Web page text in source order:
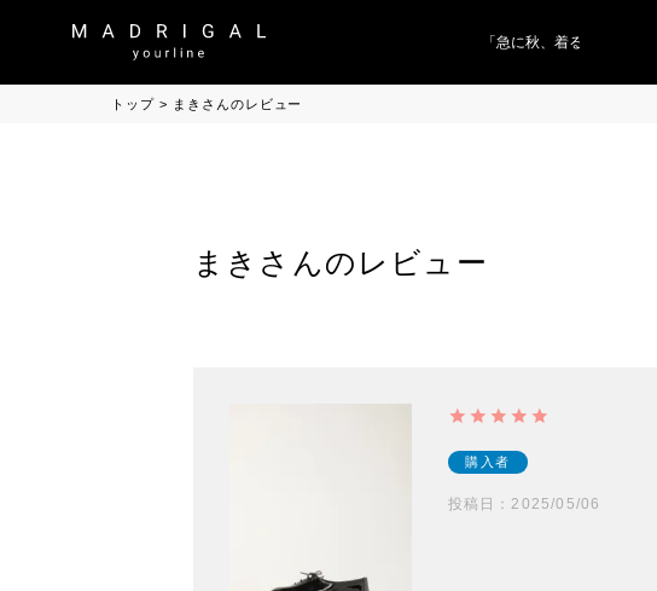
「急に秋、着るものがない」
トップ まきさんのレビュー
まきさんのレビュー
購入者
投稿日 2025/05/06